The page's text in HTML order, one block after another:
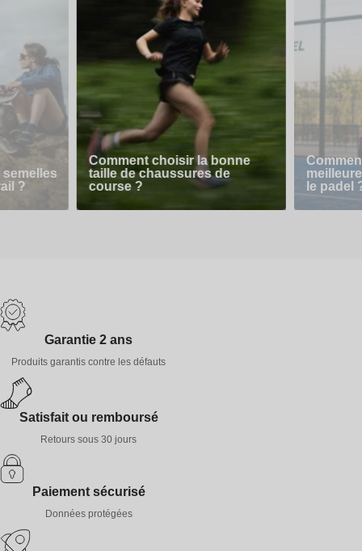
?
Comment choisir la bonne
taille de chaussures de
course ?
le padel
Garantie 2 ans
Produits garantis contre les défauts
Satisfait ou remboursé
Retours sous 30 jours
Paiement sécurisé
Données protégées